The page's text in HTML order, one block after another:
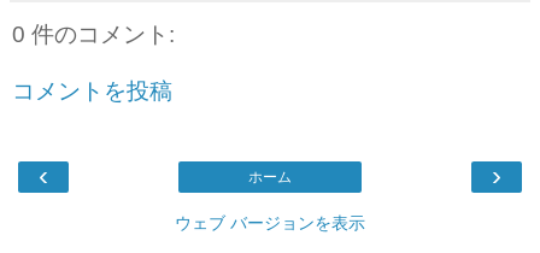
0 件のコメント:
コメントを投稿
‹ ›
ホーム
ウェブ バージョンを表示